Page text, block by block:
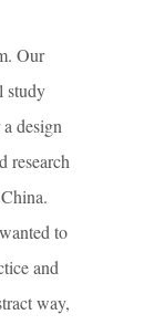
Our
study
design
research
to
and
way,